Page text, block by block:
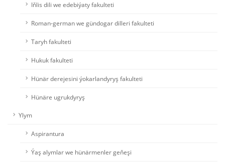
Iňlis dili we edebiýaty fakulteti
Roman-german we gündogar dilleri fakulteti
Taryh fakulteti
Hukuk fakulteti
Hünär derejesini ýokarlandyryş fakulteti
Hünäre ugrukdyryş
Ylym
Aspirantura
Ýaş alymlar we hünärmenler geňeşi